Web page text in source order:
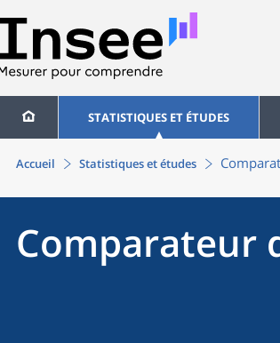
STATISTIQUES ET ÉTUDES
Accueil Statistiques et études
Comparateur